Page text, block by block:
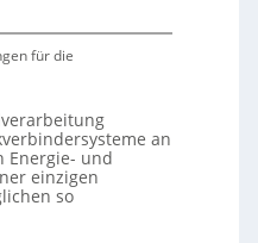
für die
an
Energie- und
einzigen
so